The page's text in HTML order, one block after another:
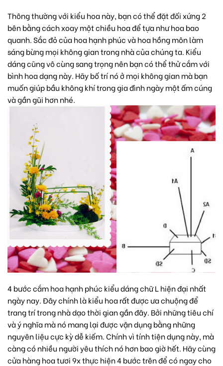
Thông thường với kiểu hoa này, bạn có thể đặt đối xứng 2
bên bằng cách xoay một chiều hoa để tựa như hoa bao
quanh. Sắc đỏ của hoa hạnh phúc và hoa hồng môn làm
sáng bừng mọi không gian trong nhà của chúng ta. Kiểu
dáng cũng vô cùng sang trọng nên bạn có thể thử cắm với
bình hoa dạng này. Hãy bố trí nó ở mọi không gian mà bạn
muốn giúp bầu không khí trong gia đình ngày một ấm cúng
và gần gũi hơn nhé.
4 bước cắm hoa hạnh phúc kiểu dáng chữ L hiện đại nhất
ngày nay. Đây chính là kiểu hoa rất được ưa chuộng để
trang trí trong nhà dạo thời gian gần đây. Bởi những tiêu chí
và ý nghĩa mà nó mang lại được vận dụng bằng những
nguyên liệu cực kỳ dễ kiếm. Chính vì tính tiện dụng này, mà
càng có nhiều người yêu thích nó hơn bao giờ hết. Hãy cùng
cửa hàng hoa tươi 9x thực hiện 4 bước trên để có ngay cho